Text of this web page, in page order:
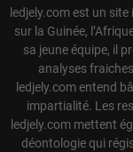
ledjely.com est un
sur la Guinée,
sa jeune équipe, il
analyses
ledjely.com entend
impartialité. Les
ledjely.com mettent
déontologie qui